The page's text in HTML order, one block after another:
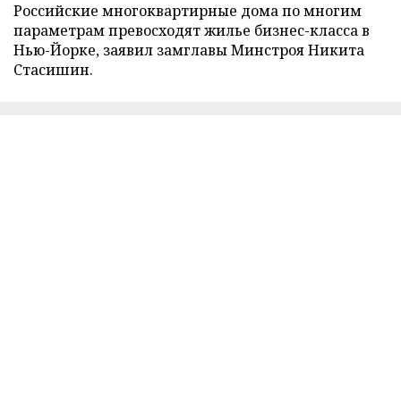
Российские многоквартирные дома по многим
параметрам превосходят жилье бизнес-класса в
Нью-Йорке, заявил замглавы Минстроя Никита
Стасишин.